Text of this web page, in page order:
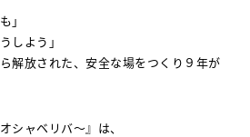
」
しよう」
解放された、安全な場をつくり９年が
シャベリバ～』は、